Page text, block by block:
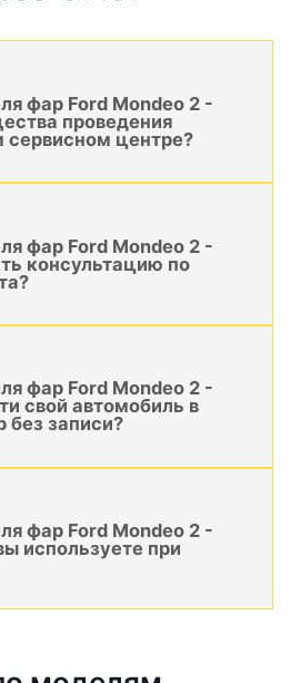
фар Ford Mondeo 2 -
проведения
сервисном центре?
фар Ford Mondeo 2 -
консультацию по
фар Ford Mondeo 2 -
свой автомобиль в
без записи?
фар Ford Mondeo 2 -
используете при